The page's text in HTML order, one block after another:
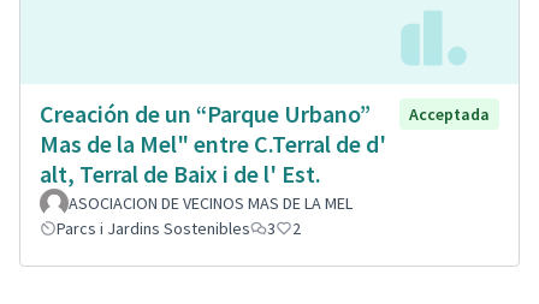
Creación de un “Parque Urbano”
Mas de la Mel" entre C.Terral de d'
alt, Terral de Baix i de l' Est.
Acceptada
ASOCIACION DE VECINOS MAS DE LA MEL
Parcs i Jardins Sostenibles
3 2